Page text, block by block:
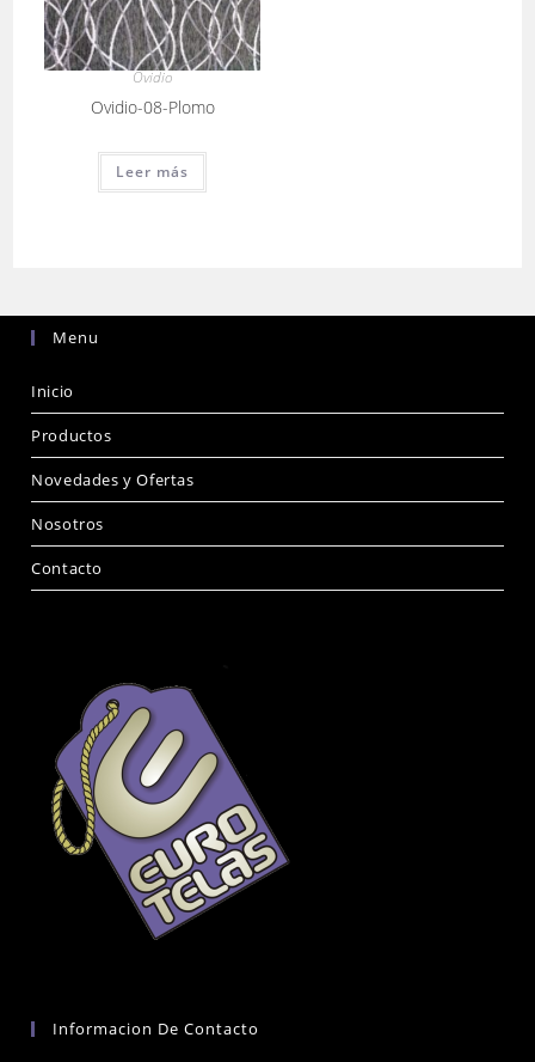
Ovidio
Ovidio-08-Plomo
Leer más
Menu
Inicio
Productos
Novedades y Ofertas
Nosotros
Contacto
Informacion De Contacto